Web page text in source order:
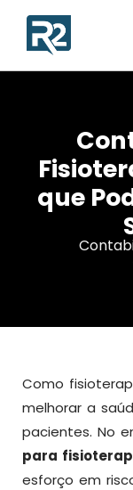
que
Como
melhorar a
pacientes. No
para
esforço em